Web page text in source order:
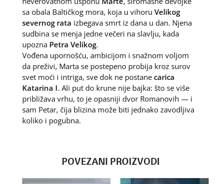
sa obala Baltičkog mora, koja u vihoru Velikog
severnog rata izbegava smrt iz dana u dan. Njena
sudbina se menja jedne večeri na slavlju, kada
upozna Petra Velikog.
Vođena upornošću, ambicijom i snažnom voljom
da preživi, Marta se postepeno probija kroz surov
svet moći i intriga, sve dok ne postane carica
Katarina I. Ali put do krune nije bajka: što se više
približava vrhu, to je opasniji dvor Romanovih — i
sam Petar, čija blizina može biti jednako zavodljiva
koliko i pogubna.
POVEZANI PROIZVODI